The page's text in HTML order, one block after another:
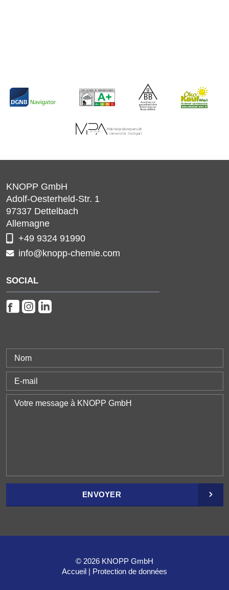
KNOPP GmbH
Adolf-Oesterheld-Str. 1
97337 Dettelbach
Allemagne
+49 9324 91990
info@knopp-chemie.com
SOCIAL
ENVOYER
© 2026 KNOPP GmbH
Accueil
Protection de données